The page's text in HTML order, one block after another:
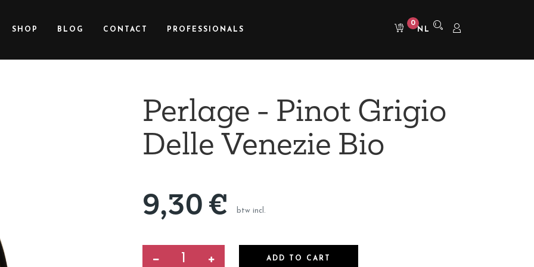
SHOP BLOG CONTACT PROFESSIONALS
0
NL
Perlage - Pinot Grigio
Delle Venezie Bio
9,30€ btw incl.
ADD TO CART